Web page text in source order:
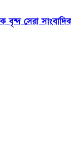
বৃন্দসেরা